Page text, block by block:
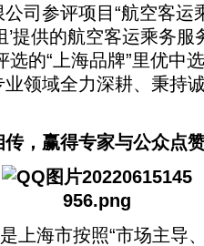
司参评项目“航空客运
’提供的航空客运乘务
选的“上海品牌”里优中
领域全力深耕、秉持
传，赢得专家与公众点
海市按照“市场主导